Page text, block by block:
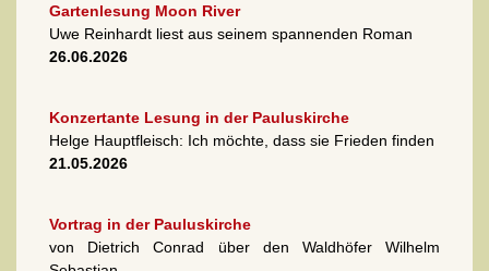
Gartenlesung Moon River
Uwe Reinhardt liest aus seinem spannenden Roman
26.06.2026
Konzertante Lesung in der Pauluskirche
Helge Hauptfleisch: Ich möchte, dass sie Frieden finden
21.05.2026
Vortrag in der Pauluskirche
von Dietrich Conrad über den Waldhöfer Wilhelm